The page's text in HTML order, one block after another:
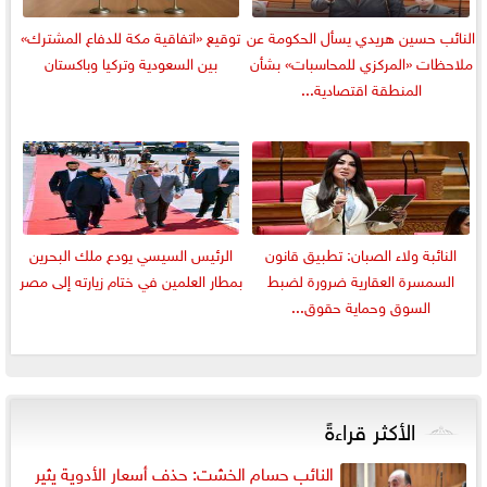
النائب حسين هريدي يسأل الحكومة عن
ملاحظات «المركزي للمحاسبات» بشأن
المنطقة اقتصادية...
توقيع «اتفاقية مكة للدفاع المشترك»
بين السعودية وتركيا وباكستان
النائبة ولاء الصبان: تطبيق قانون
السمسرة العقارية ضرورة لضبط
السوق وحماية حقوق...
الرئيس السيسي يودع ملك البحرين
بمطار العلمين في ختام زيارته إلى مصر
الأكثر قراءةً
النائب حسام الخشت: حذف أسعار الأدوية يثير